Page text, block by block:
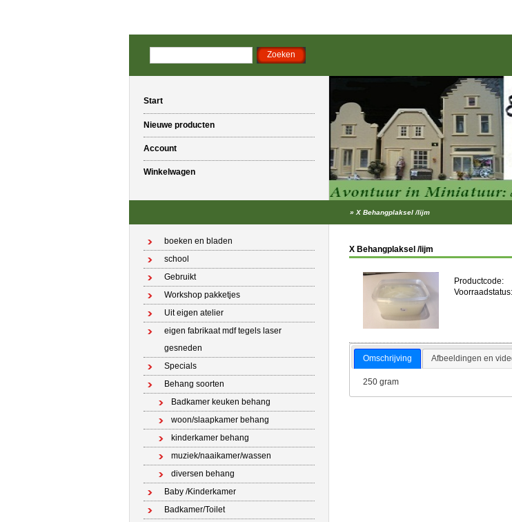
Start
Nieuwe producten
Account
Winkelwagen
» X Behangplaksel /lijm
boeken en bladen
school
Gebruikt
Workshop pakketjes
Uit eigen atelier
eigen fabrikaat mdf tegels laser
gesneden
Specials
Behang soorten
Badkamer keuken behang
woon/slaapkamer behang
kinderkamer behang
muziek/naaikamer/wassen
diversen behang
Baby /Kinderkamer
Badkamer/Toilet
X Behangplaksel /lijm
Productcode:
Voorraadstatus:
Omschrijving Afbeeldingen en
250 gram